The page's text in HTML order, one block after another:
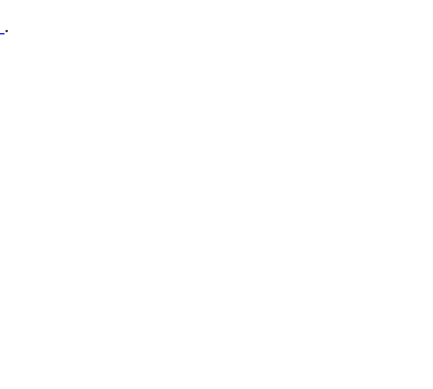
.